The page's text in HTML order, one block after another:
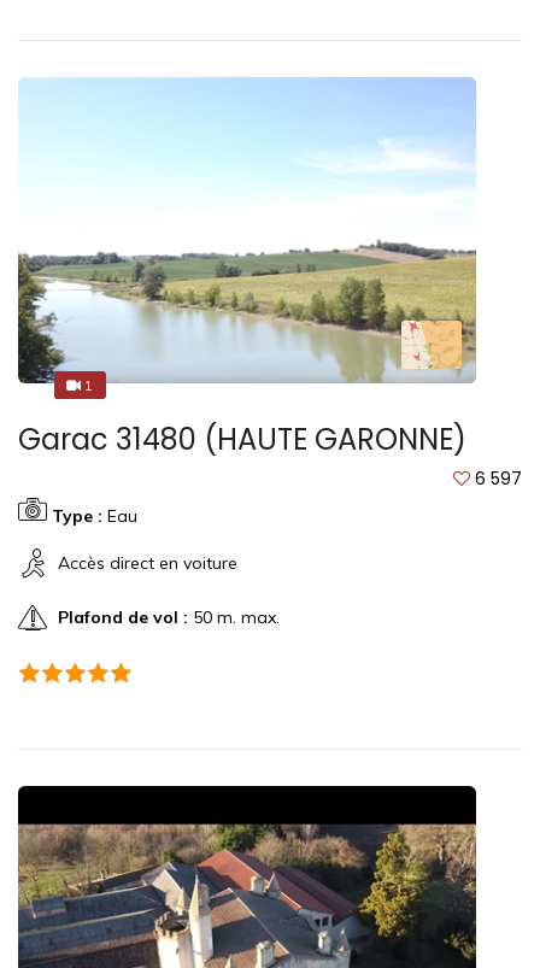
1
1
Garac 31480 (HAUTE GARONNE)
6 597
Type : Eau
Accès direct en voiture
Plafond de vol : 50 m. max.